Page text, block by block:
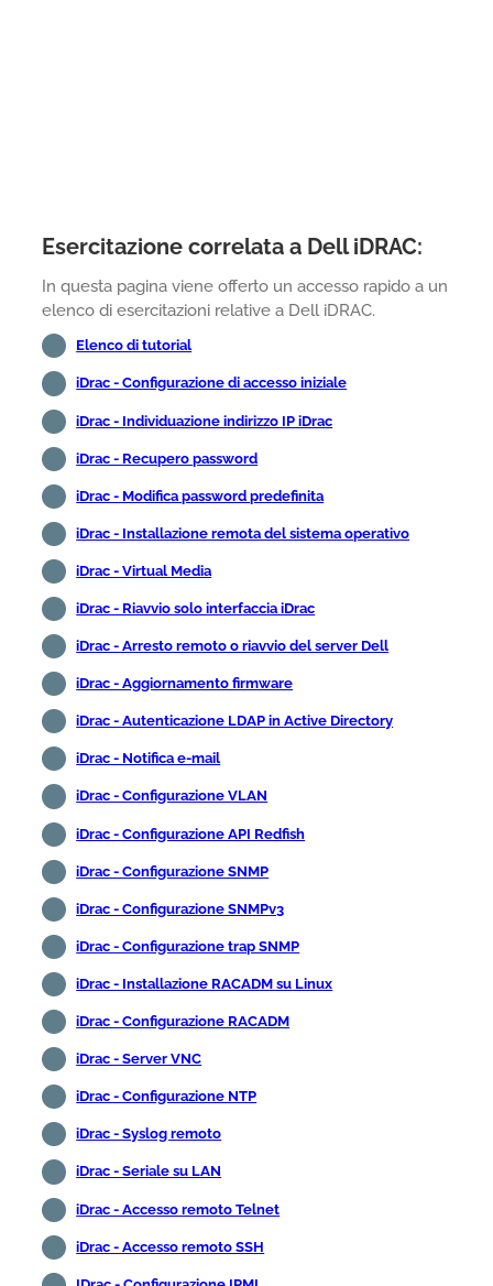
Esercitazione correlata a Dell iDRAC:
In questa pagina viene offerto un accesso rapido a un
elenco di esercitazioni relative a Dell iDRAC.
Elenco di tutorial
iDrac - Configurazione di accesso iniziale
iDrac - Individuazione indirizzo IP iDrac
iDrac - Recupero password
iDrac - Modifica password predefinita
iDrac - Installazione remota del sistema operativo
iDrac - Virtual Media
iDrac - Riavvio solo interfaccia iDrac
iDrac - Arresto remoto o riavvio del server Dell
iDrac - Aggiornamento firmware
iDrac - Autenticazione LDAP in Active Directory
iDrac - Notifica e-mail
iDrac - Configurazione VLAN
iDrac - Configurazione API Redfish
iDrac - Configurazione SNMP
iDrac - Configurazione SNMPv3
iDrac - Configurazione trap SNMP
iDrac - Installazione RACADM su Linux
iDrac - Configurazione RACADM
iDrac - Server VNC
iDrac - Configurazione NTP
iDrac - Syslog remoto
iDrac - Seriale su LAN
iDrac - Accesso remoto Telnet
iDrac - Accesso remoto SSH